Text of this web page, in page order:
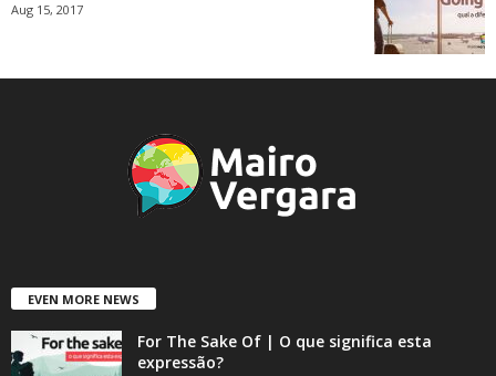
Aug 15, 2017
EVEN MORE NEWS
For The Sake Of | O que significa esta
expressão?